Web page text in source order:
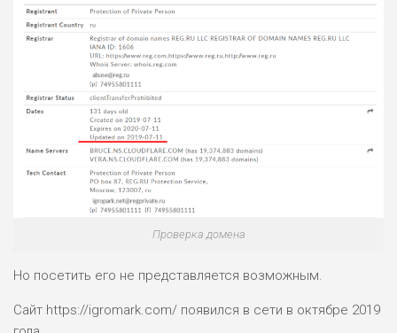
Проверка домена
Но посетить его не представляется возможным.
Сайт https://igromark.com/ появился в сети в октябре 2019